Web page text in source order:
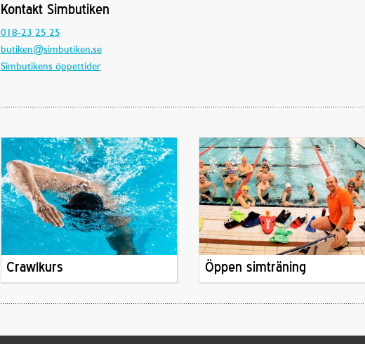
Kontakt Simbutiken
018-23 25 25
butiken@simbutiken.se
Simbutikens öppettider
Crawlkurs Öppen simträning